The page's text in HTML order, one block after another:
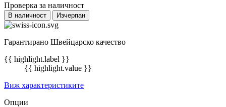
Проверка за наличност
В наличност Изчерпан
Гарантирано Швейцарско качество
{{ highlight.label }}
{{ highlight.value }}
Виж характеристиките
Опции